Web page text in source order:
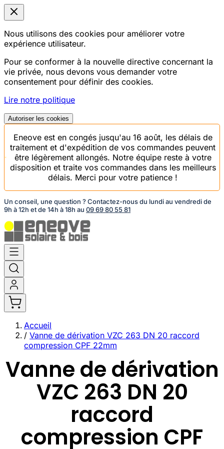
Nous utilisons des cookies pour améliorer votre
expérience utilisateur.
Pour se conformer à la nouvelle directive concernant la
vie privée, nous devons vous demander votre
consentement pour définir des cookies.
Lire notre politique
Autoriser les cookies
Eneove est en congés jusqu'au 16 août, les délais de
traitement et d'expédition de vos commandes peuvent
être légèrement allongés. Notre équipe reste à votre
disposition et traite vos commandes dans les meilleurs
délais. Merci pour votre patience !
Un conseil, une question ? Contactez-nous du lundi au vendredi de
9h à 12h et de 14h à 18h au 09 69 80 55 81
Aller
au
contenu
Accueil
/ Vanne de dérivation VZC 263 DN 20 raccord
compression CPF 22mm
Vanne de dérivation
VZC 263 DN 20
raccord
compression CPF